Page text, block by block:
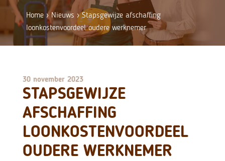
Home › Nieuws ›Stapsgewijze afschaffing
loonkostenvoordeel oudere werknemer
30 november 2023
STAPSGEWIJZE
AFSCHAFFING
LOONKOSTENVOORDEEL
OUDERE WERKNEMER